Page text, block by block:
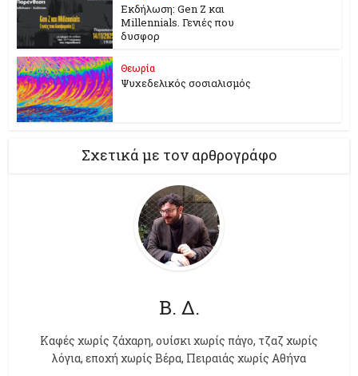
Εκδήλωση: Gen Z και
Millennials. Γενιές που
δυσφορ
Θεωρία
Ψυχεδελικός σοσιαλισμός
Σχετικά με τον αρθρογράφο
Β. Δ.
Kαφές χωρίς ζάχαρη, ουίσκι χωρίς πάγο, τζαζ χωρίς
λόγια, εποχή χωρίς Βέρα, Πειραιάς χωρίς Αθήνα